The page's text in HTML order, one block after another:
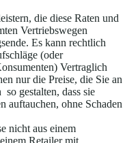
die diese Raten und
Vertriebswegen
Es kann rechtlich
(oder
Vertraglich
nur die Preise, die Sie an
so gestalten, dass sie
auftauchen, ohne Schaden
nicht aus einem
Retailer mit